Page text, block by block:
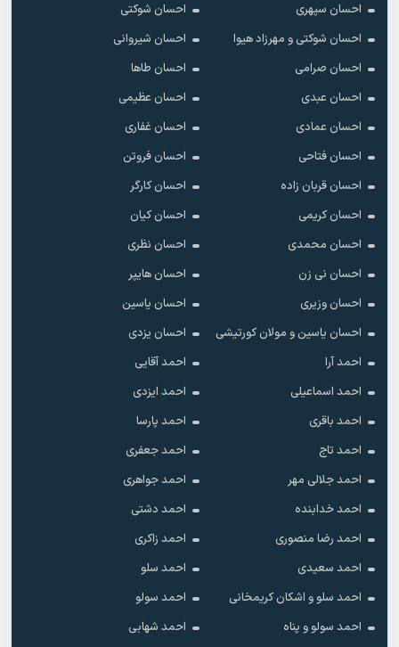
احسان سپهری
احسان شوکتی
احسان شوکتی و مهرزاد هیوا
احسان شیروانی
احسان صرامی
احسان طاها
احسان عبدی
احسان عظیمی
احسان عمادی
احسان غفاری
احسان فتاحی
احسان فروتن
احسان قربان زاده
احسان کارگر
احسان کریمی
احسان کیان
احسان محمدی
احسان نظری
احسان نی زن
احسان هایپر
احسان وزیری
احسان یاسین
احسان یاسین و مولان کورتیشی
احسان یزدی
احمد آرا
احمد آقایی
احمد اسماعیلی
احمد ایزدی
احمد باقری
احمد پارسا
احمد تاج
احمد جعفری
احمد جلالی مهر
احمد جواهری
احمد خدابنده
احمد دشتی
احمد رضا منصوری
احمد زاکری
احمد سعیدی
احمد سلو
احمد سلو و اشکان کریمخانی
احمد سولو
احمد سولو و پناه
احمد شهابی